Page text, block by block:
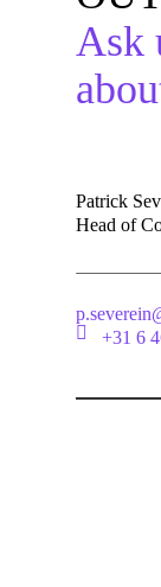
Ask
Patrick
Head of
+31 6